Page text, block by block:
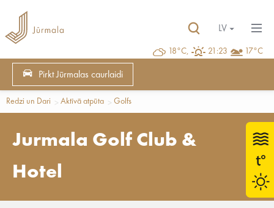
18°C, 21:23 17°C
LV
Pirkt Jūrmalas caurlaidi
Redzi un Dari Aktīvā atpūta Golfs
Jurmala Golf Club &
Hotel